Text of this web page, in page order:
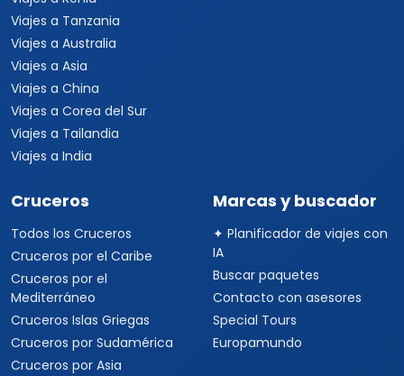
Viajes a Tanzania
Viajes a Australia
Viajes a Asia
Viajes a China
Viajes a Corea del Sur
Viajes a Tailandia
Viajes a India
Cruceros
Todos los Cruceros
Cruceros por el Caribe
Cruceros por el
Mediterráneo
Cruceros Islas Griegas
Cruceros por Sudamérica
Cruceros por Asia
Marcas y buscador
✦ Planificador de viajes con
IA
Buscar paquetes
Contacto con asesores
Special Tours
Europamundo